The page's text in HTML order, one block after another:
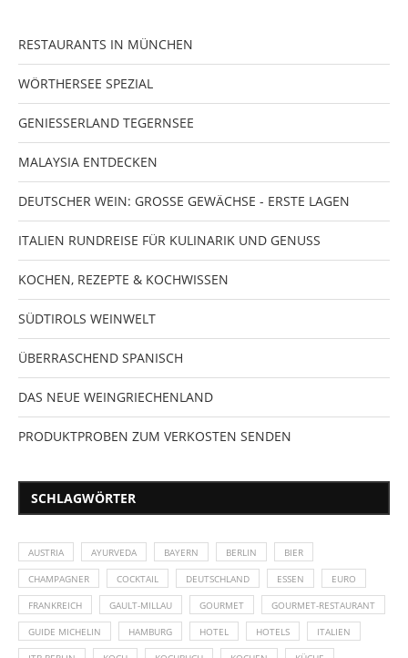
RESTAURANTS IN MÜNCHEN
WÖRTHERSEE SPEZIAL
GENIESSERLAND TEGERNSEE
MALAYSIA ENTDECKEN
DEUTSCHER WEIN: GROSSE GEWÄCHSE - ERSTE LAGEN
ITALIEN RUNDREISE FÜR KULINARIK UND GENUSS
KOCHEN, REZEPTE & KOCHWISSEN
SÜDTIROLS WEINWELT
ÜBERRASCHEND SPANISCH
DAS NEUE WEINGRIECHENLAND
PRODUKTPROBEN ZUM VERKOSTEN SENDEN
SCHLAGWÖRTER
AUSTRIA AYURVEDA BAYERN BERLIN BIER
CHAMPAGNER COCKTAIL DEUTSCHLAND ESSEN EURO
FRANKREICH GAULT-MILLAU GOURMET GOURMET-RESTAURANT
GUIDE MICHELIN HAMBURG HOTEL HOTELS ITALIEN